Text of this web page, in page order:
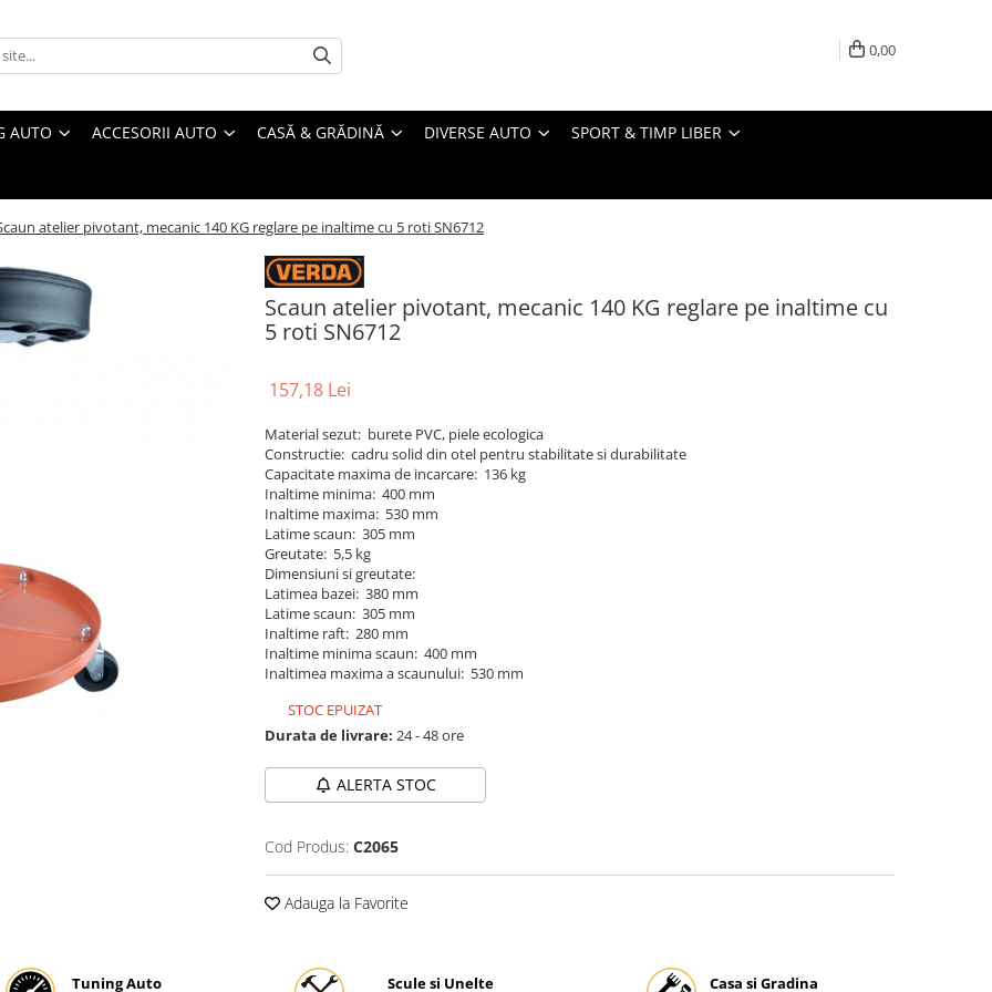
0,00
AUTO ACCESORII AUTO CASĂ & GRĂDINĂ DIVERSE AUTO SPORT & TIMP LIBER
atelier pivotant, mecanic 140 KG reglare pe inaltime cu 5 roti SN6712
Scaun atelier pivotant, mecanic 140 KG reglare pe inaltime cu
5 roti SN6712
157,18 Lei
Material sezut: burete PVC, piele ecologica
Constructie: cadru solid din otel pentru stabilitate si durabilitate
Capacitate maxima de incarcare: 136 kg
Inaltime minima: 400 mm
Inaltime maxima: 530 mm
Latime scaun: 305 mm
Greutate: 5,5 kg
Dimensiuni si greutate:
Latimea bazei: 380 mm
Latime scaun: 305 mm
Inaltime raft: 280 mm
Inaltime minima scaun: 400 mm
Inaltimea maxima a scaunului: 530 mm
STOC EPUIZAT
Durata de livrare: 24 - 48 ore
ALERTA STOC
Cod Produs: C2065
Adauga la Favorite
Tuning Auto Scule si Unelte Casa si Gradina